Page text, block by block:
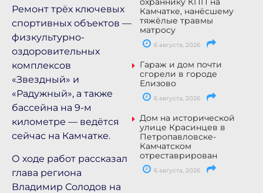
Ремонт трёх ключевых
спортивных объектов —
физкультурно-
оздоровительных
комплексов
«Звездный» и
«Радужный», а также
бассейна на 9-м
километре — ведётся
сейчас на Камчатке.
О ходе работ рассказал
глава региона
Владимир Солодов на
Камчатке, нанёсшему
тяжёлые травмы
матросу
6 августа, 2026
Гараж и дом почти
сгорели в городе
Елизово
6 августа, 2026
Дом на исторической
улице Красинцев в
Петропавловске-
Камчатском
отреставрирован
6 августа, 2026